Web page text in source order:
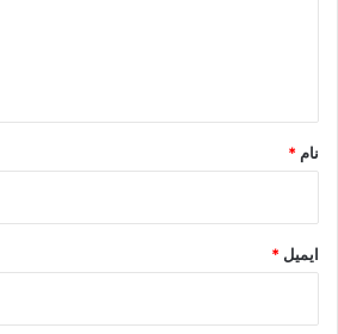
نام *
ایمیل *